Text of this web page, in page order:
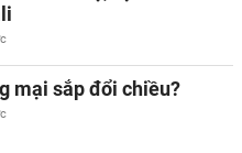
mại sắp đổi chiều?